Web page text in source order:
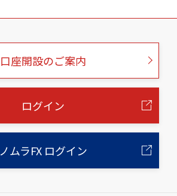
口座開設のご案内
ログイン
ノムラFX ログイン